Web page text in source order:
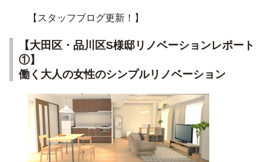
【スタッフブログ更新！】
【大田区・品川区S様邸リノベーションレポート
①】
働く大人の女性のシンプルリノベーション